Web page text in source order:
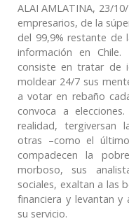
ALAI AMLATINA, 23/
empresarios, de la
del 99,9% restante de
información en
consiste en tratar de
moldear 24/7 sus
a votar en rebaño
convoca a
realidad, tergiversan
otras –como el
compadecen la
morboso, sus
sociales, exaltan a las
financiera y levantan
su servicio.